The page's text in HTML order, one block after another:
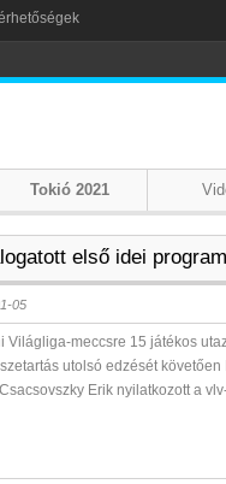
Tokió 2021
első idei
05
Világliga-meccsre 15 játékos
utolsó edzését
Erik nyilatkozott a